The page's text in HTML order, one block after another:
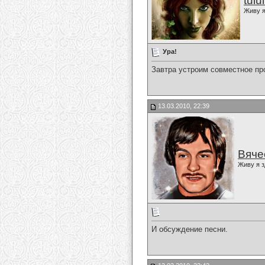
Живу
Ура!
Завтра устроим совместное
13.03.2010, 22:39
Живу я
И обсуждение песни.